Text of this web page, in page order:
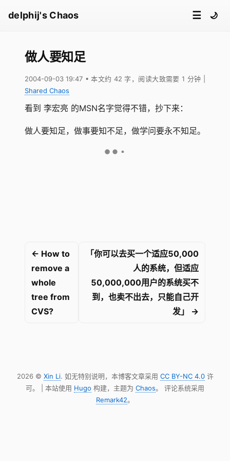
delphij's Chaos ☰ 🌙
做人要知足
2004-09-03 19:47 • 本文约 42 字，阅读大致需要 1 分钟
Shared Chaos
看到 李宏亮 的MSN名字觉得不错，抄下来：
做人要知足，做事要知不足，做学问要永不知足。
← How to
remove a
whole
tree from
CVS?
「你可以去买一个适应50,000
人的系统，但适应
50,000,000用户的系统买不
到，也卖不出去，只能自己开
发」 →
2026 © Xin Li. 如无特别说明，本博客文章采用 CC BY-NC 4.0许
可。 | 本站使用 Hugo 构建，主题为 Chaos。 评论系统采用
Remark42。